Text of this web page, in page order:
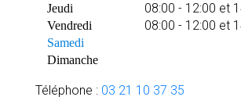
Jeudi 08:00 - 12:00 et
Vendredi 08:00 - 12:00 et
Samedi
Dimanche
Téléphone : 03 21 10 37 35